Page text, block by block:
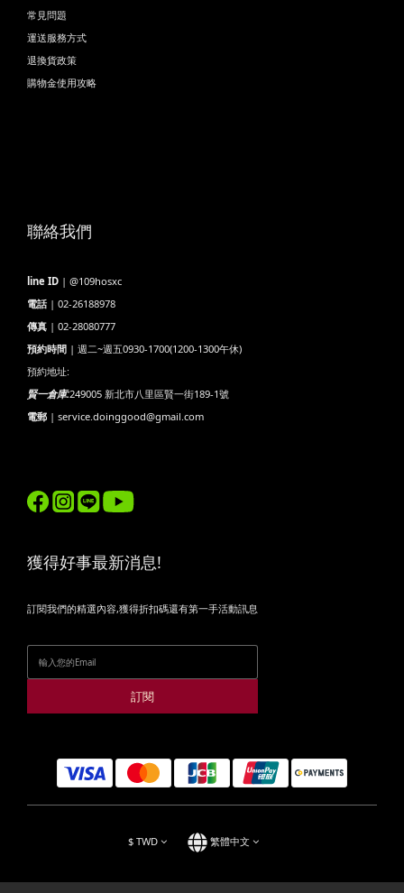
常見問題
運送服務方式
退換貨政策
購物金使用攻略
聯絡我們
line ID | @109hosxc
電話 | 02-26188978
傳真 | 02-28080777
預約時間 | 週二~週五0930-1700(1200-1300午休)
預約地址:
賢一倉庫:249005 新北市八里區賢一街189-1號
電郵 | service.doinggood@gmail.com
獲得好事最新消息!
訂閱我們的精選內容,獲得折扣碼還有第一手活動訊息
訂閱
$ TWD 繁體中文